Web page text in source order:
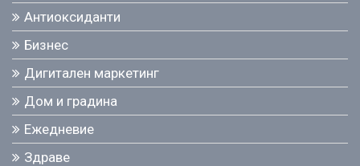
Антиоксиданти
Бизнес
Дигитален маркетинг
Дом и градина
Ежедневие
Здраве